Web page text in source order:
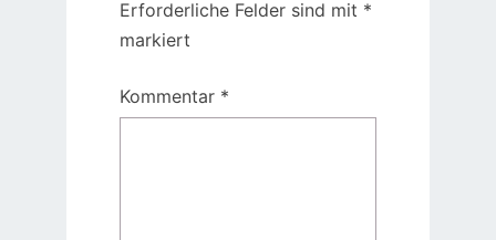
Erforderliche Felder sind mit *
markiert
Kommentar *